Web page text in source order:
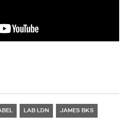
LAB LDN JAMES BKS